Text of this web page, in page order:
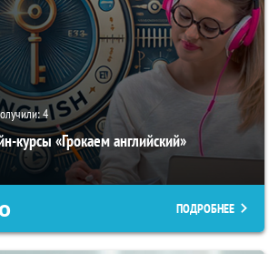
4
курсы «Грокаем английский»
ПОДРОБНЕЕ